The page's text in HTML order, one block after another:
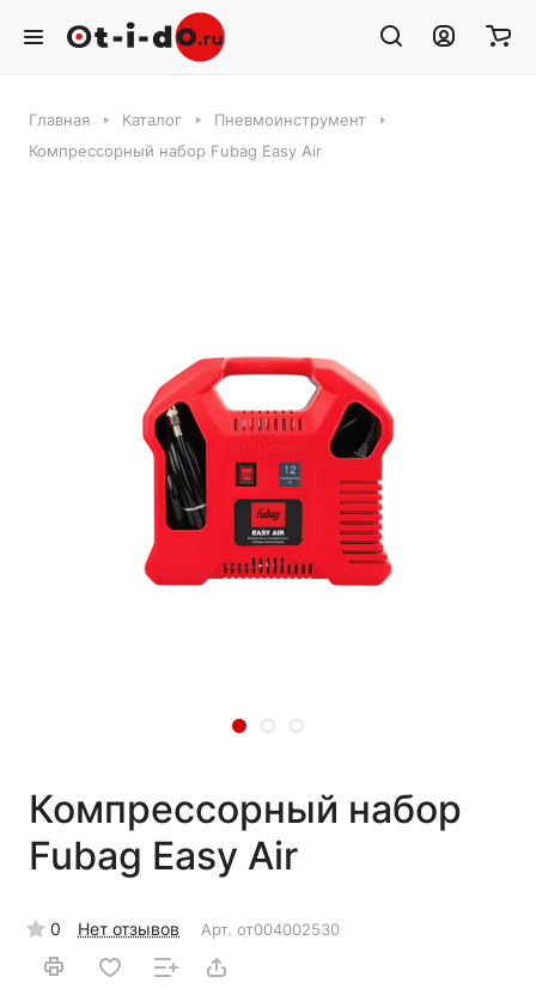
Главная Каталог
Пневмоинструмент
Компрессорный набор Fubag Easy Air
Компрессорный набор
Fubag Easy Air
0 Нет отзывов Арт. от004002530